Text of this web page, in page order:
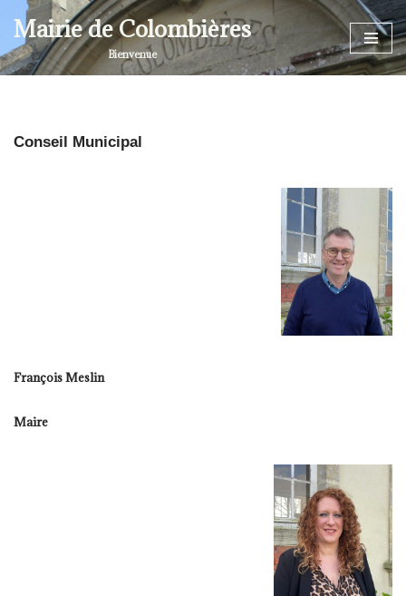
Aller
au
contenu
Mairie de Colombières
Bienvenue
Conseil Municipal
François Meslin
Maire